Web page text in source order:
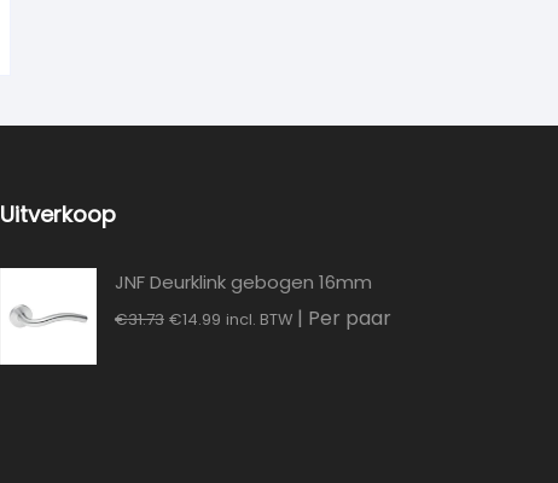
Uitverkoop
JNF Deurklink gebogen 16mm
€31.73 Oorspronkelijke
€14.99Huidige
incl. BTW | Per paar